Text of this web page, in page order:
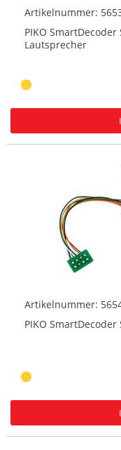
Artikelnummer:
PIKO SmartDecoder
Lautsprecher
Artikelnummer:
PIKO